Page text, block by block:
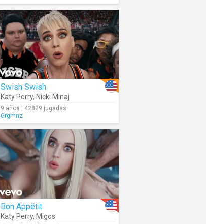
,Big Sean
Swish Swish
Katy Perry, Nicki Minaj
9 años | 42829 jugadas
Grgmnz
Bon Appétit
Katy Perry, Migos